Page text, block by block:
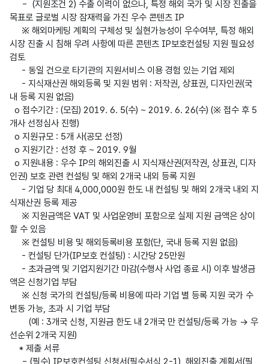
목표로 글로벌 시장 잠재력을 가진 우수 콘텐츠 IP
시장 진출 시 침해 우려 사항에 따른 콘텐츠 IP보호컨설팅 지원 필요성
검토
내 등록 지원 없음)
개사 선정심사 진행)
인권) 보호 관련 컨설팅 및 해외 2개국 내외 등록 지원
식재산권 등록 제공
할 수 있음
액은 신청기업 부담
변동 가능, 초과 시 기업 부담
선순위 2개국 지원)